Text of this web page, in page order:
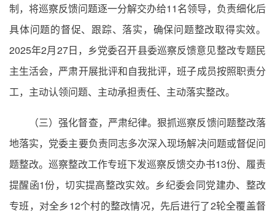
制，将巡察反馈问题逐一分解交办给11名领导，负责细化后
具体问题的督促、跟踪、落实，确保问题整改取得实效。
2025年2月27日，乡党委召开县委巡察反馈意见整改专题民
主生活会，严肃开展批评和自我批评，班子成员按照职责分
工，主动认领问题、主动承担责任、主动落实整改。
（三）强化督查，严肃纪律。狠抓巡察反馈问题整改落
地落实，党委主要负责同志多次深入现场解决问题或督促问
题整改。巡察整改工作专班下发巡察反馈交办书13份、履责
提醒函1份，切实提高整改实效。乡纪委会同党建办、整改
专班，对全乡12个村的整改情况，先后进行了2轮全覆盖督